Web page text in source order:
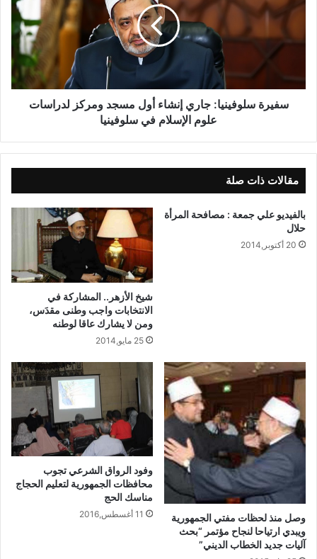
سفيرة سلوفينيا: جاري إنشاء أول مسجد ومركز لدراسات
علوم الإسلام في سلوفينيا
مقالات ذات صلة
بالفيديو علي جمعة : مصافحة المرأة
حلال
20 أكتوبر,2014
شيخ الأزهر.. المشاركة في
الانتخابات واجب وطنى مقدَس،
ومن لا يشارك عاقا لوطنه
25 مايو,2014
وصل منذ لحظات مفتي الجمهورية
ويبدي ارتياحا لنجاح مؤتمر “بحث
آليات جديد الخطاب الديني”
وفود الرواق الشرعي تجوب
محافظات الجمهورية لتعليم الحجاج
مناسك الحج
11 أغسطس,2016